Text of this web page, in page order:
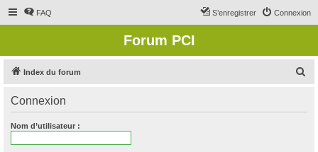
FAQ Connexion
S’enregistrer
Forum PCI
Index du forum
Connexion
Nom d’utilisateur :